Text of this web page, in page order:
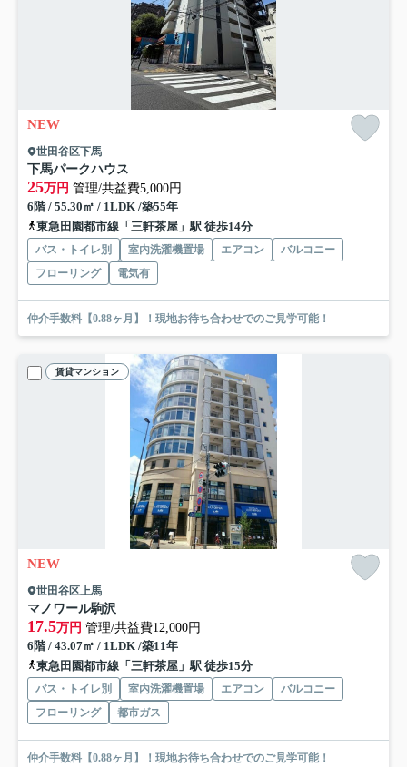
NEW
世田谷区下馬
下馬パークハウス
25万円 管理/共益費5,000円
6階 / 55.30㎡ / 1LDK /築55年
東急田園都市線「三軒茶屋」駅 徒歩14分
バス・トイレ別 室内洗濯機置場 エアコン
バルコニー
フローリング
電気有
仲介手数料【0.88ヶ月】！現地お待ち合わせでのご見学可能！
賃貸マンション
NEW
世田谷区上馬
マノワール駒沢
17.5万円 管理/共益費12,000円
6階 / 43.07㎡ / 1LDK /築11年
東急田園都市線「三軒茶屋」駅 徒歩15分
バス・トイレ別 室内洗濯機置場 エアコン
バルコニー
フローリング
都市ガス
仲介手数料【0.88ヶ月】！現地お待ち合わせでのご見学可能！